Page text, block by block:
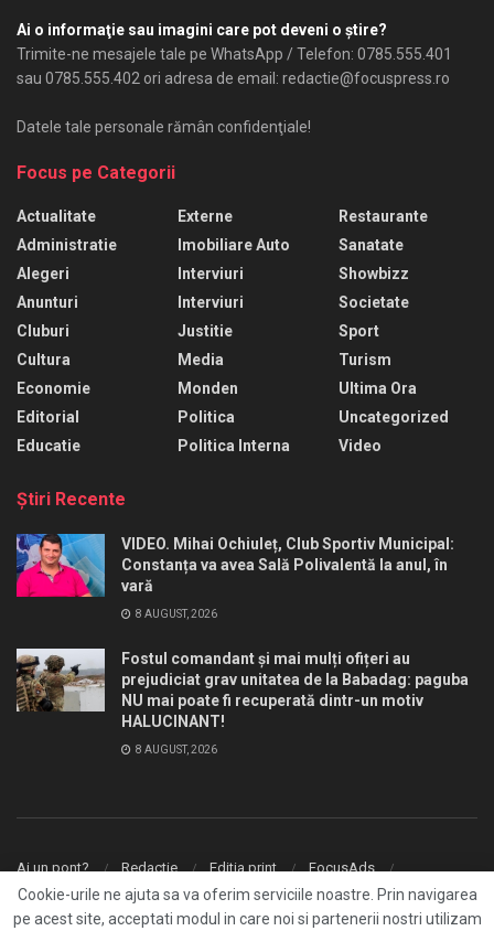
Ai o informaţie sau imagini care pot deveni o ştire?
Trimite-ne mesajele tale pe WhatsApp / Telefon: 0785.555.401
sau 0785.555.402 ori adresa de email: redactie@focuspress.ro
Datele tale personale rămân confidenţiale!
Focus pe Categorii
Actualitate
Administratie
Alegeri
Anunturi
Cluburi
Cultura
Economie
Editorial
Educatie
Externe
Imobiliare Auto
Interviuri
Interviuri
Justitie
Media
Monden
Politica
Politica Interna
Restaurante
Sanatate
Showbizz
Societate
Sport
Turism
Ultima Ora
Uncategorized
Video
Ştiri Recente
VIDEO. Mihai Ochiuleț, Club Sportiv Municipal:
Constanța va avea Sală Polivalentă la anul, în
vară
8 AUGUST, 2026
Fostul comandant și mai mulți ofițeri au
prejudiciat grav unitatea de la Babadag: paguba
NU mai poate fi recuperată dintr-un motiv
HALUCINANT!
8 AUGUST, 2026
Ai un pont? Redactie Editia print
FocusAds
Agentie publicitate
Cookie-urile ne ajuta sa va oferim serviciile noastre. Prin navigarea
pe acest site, acceptati modul in care noi si partenerii nostri utilizam